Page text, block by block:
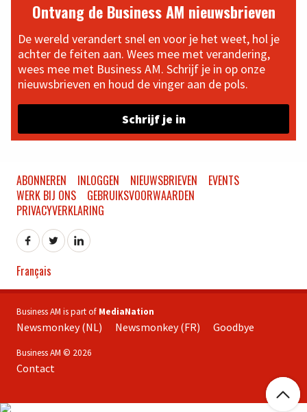
Ontvang de Business AM nieuwsbrieven
De wereld verandert snel en voor je het weet, hol je
achter de feiten aan. Wees mee met verandering,
wees mee met Business AM. Schrijf je in op onze
nieuwsbrieven en houd de vinger aan de pols.
Schrijf je in

ABONNEREN INLOGGEN NIEUWSBRIEVEN
EVENTS
WERK BIJ ONS
GEBRUIKSVOORWAARDEN
PRIVACYVERKLARING
Français
Business AM is part of MediaNation
Newsmonkey (NL) Newsmonkey (FR) Goodbye
Business AM © 2026
Contact